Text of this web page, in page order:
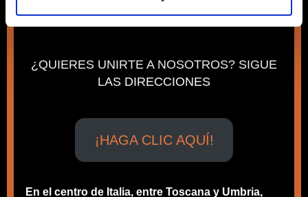
– “Autostrada del Sole”
¿QUIERES UNIRTE A NOSOTROS? SIGUE
LAS DIRECCIONES
¡HAGA CLIC AQUÍ!
En el centro de Italia, entre Toscana y Umbria,